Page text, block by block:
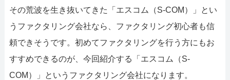
その荒波を生き抜いてきた「エスコム（S-COM）」とい
うファクタリング会社なら、ファクタリング初心者も信
頼できそうです。初めてファクタリングを行う方にもお
すすめできるのが、今回紹介する「エスコム（S-
COM）」というファクタリング会社になります。